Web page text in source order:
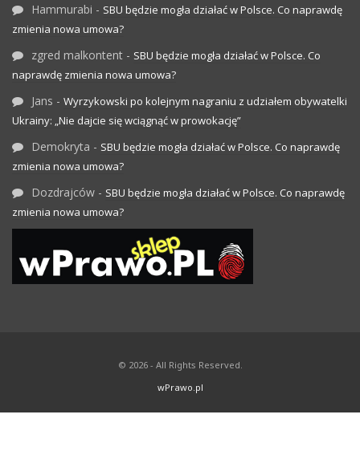
Hammurabi - SBU będzie mogła działać w Polsce. Co naprawdę
zmienia nowa umowa?
zgred malkontent - SBU będzie mogła działać w Polsce. Co
naprawdę zmienia nowa umowa?
Jans - Wyrzykowski po kolejnym nagraniu z udziałem obywatelki
Ukrainy: „Nie dajcie się wciągnąć w prowokację”
Demokryta - SBU będzie mogła działać w Polsce. Co naprawdę
zmienia nowa umowa?
Dozdrajców - SBU będzie mogła działać w Polsce. Co naprawdę
zmienia nowa umowa?
© 2026 - All Rights Reserved.
wPrawo.pl